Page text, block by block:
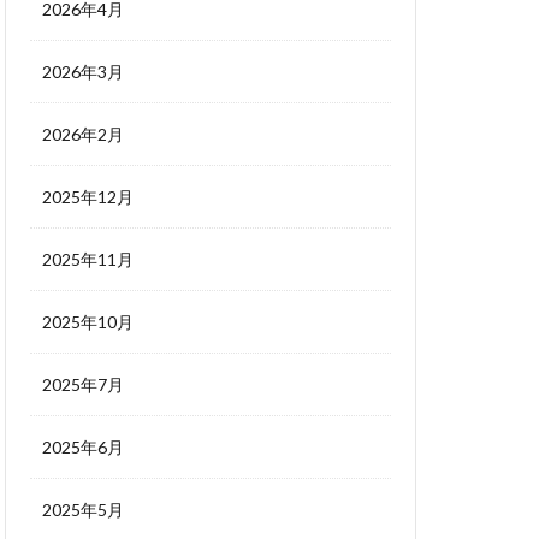
2026年4月
2026年3月
2026年2月
2025年12月
2025年11月
2025年10月
2025年7月
2025年6月
2025年5月